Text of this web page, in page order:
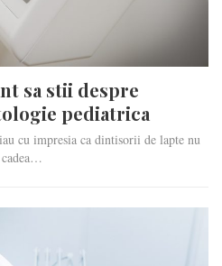
sa stii despre
pediatrica
cu impresia ca dintisorii de lapte nu
cadea…